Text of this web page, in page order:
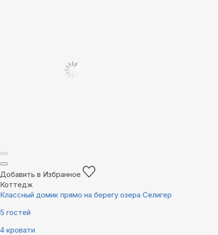
Добавить в Избранное
Коттедж
Классный домик прямо на берегу озера Селигер
5 гостей
4 кровати